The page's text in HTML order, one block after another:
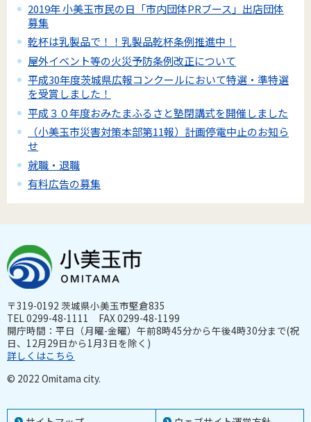
2019年 小美玉市民の日「市内団体PRブース」出店団体
募集
乾杯は乳製品で！！乳製品乾杯条例推進中！
屋外イベント等の火災予防条例改正について
平成30年度茨城県広報コンクールにおいて特選・準特選
を受賞しました！
平成３０年度おみたまふるさと塾閉講式を開催しました
（小美玉市災害対策本部第11報）計画停電中止のお知ら
せ
就職・退職
有料広告の募集
〒319-0192 茨城県小美玉市堅倉835
TEL 0299-48-1111 FAX 0299-48-1199
開庁時間：平日（月曜-金曜）午前8時45分から午後4時30分まで(祝
日、12月29日から1月3日を除く)
詳しくはこちら
© 2022 Omitama city.